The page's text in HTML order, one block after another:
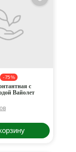
- 75 %
с
Вайолет